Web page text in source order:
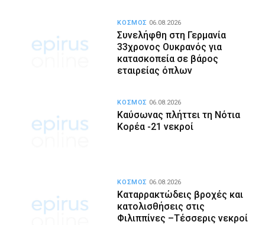
Συνελήφθη στη Γερμανία
33χρονος Ουκρανός για
κατασκοπεία σε βάρος
εταιρείας όπλων
ΚΟΣΜΟΣ 06.08.2026
Καύσωνας πλήττει τη Νότια
Κορέα -21 νεκροί
ΚΟΣΜΟΣ 06.08.2026
Καταρρακτώδεις βροχές και
κατολισθήσεις στις
Φιλιππίνες –Τέσσερις νεκροί
ΚΟΣΜΟΣ 06.08.2026